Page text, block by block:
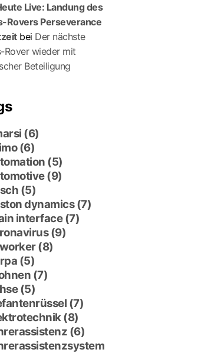
Live: Landung des
Rovers Perseverance
bei Der nächste
Ro­ver wieder mit
Beteiligung
(6)
(6)
(5)
(9)
(5)
dynamics(7)
interface(7)
(9)
(8)
(5)
(7)
(5)
(7)
(8)
(6)